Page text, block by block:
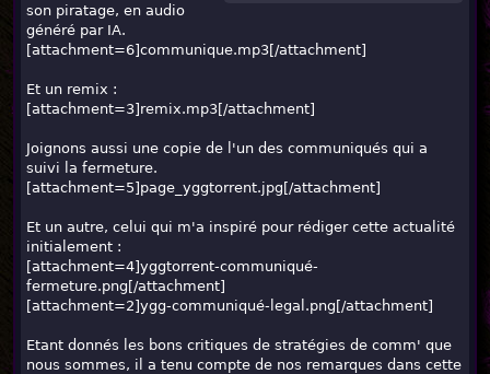
son piratage, en audio
généré par IA.
[attachment=6]communique.mp3[/attachment]
Et un remix :
[attachment=3]remix.mp3[/attachment]
Joignons aussi une copie de l'un des communiqués qui a
suivi la fermeture.
[attachment=5]page_yggtorrent.jpg[/attachment]
Et un autre, celui qui m'a inspiré pour rédiger cette actualité
initialement :
[attachment=4]yggtorrent-communiqué-
fermeture.png[/attachment]
[attachment=2]ygg-communiqué-legal.png[/attachment]
Etant donnés les bons critiques de stratégies de comm' que
nous sommes, il a tenu compte de nos remarques dans cette